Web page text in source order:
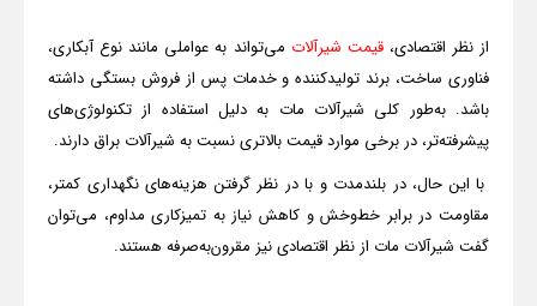
از نظر اقتصادی، قیمت شیرآلات می‌تواند به عواملی مانند نوع آبکاری،
فناوری ساخت، برند تولیدکننده و خدمات پس از فروش بستگی داشته
باشد. به‌طور کلی شیرآلات مات به دلیل استفاده از تکنولوژی‌های
پیشرفته‌تر، در برخی موارد قیمت بالاتری نسبت به شیرآلات براق دارند.
با این حال، در بلندمدت و با در نظر گرفتن هزینه‌های نگهداری کمتر،
مقاومت در برابر خط‌وخش و کاهش نیاز به تمیزکاری مداوم، می‌توان
گفت شیرآلات مات از نظر اقتصادی نیز مقرون‌به‌صرفه هستند.